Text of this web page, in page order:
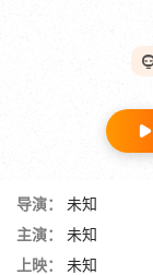
导演：
未知
主演：
未知
上映：
未知